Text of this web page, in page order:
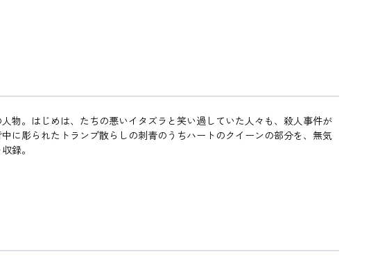
物。はじめは、たちの悪いイタズラと笑い過していた人々も、殺人事件が
に彫られたトランプ散らしの刺青のうちハートのクイーンの部分を、無気
録。